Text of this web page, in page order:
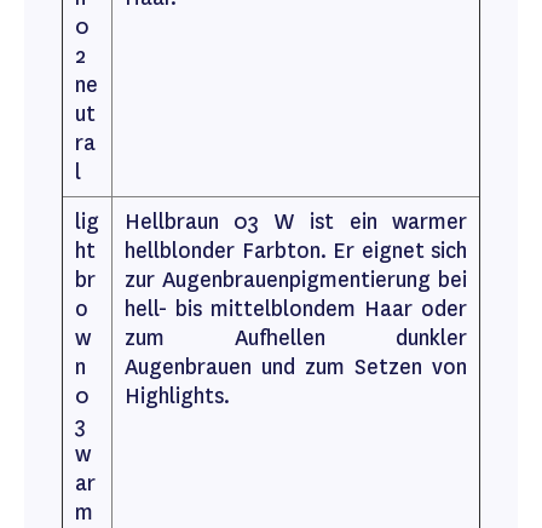
0
2
ne
ut
ra
l
lig
ht
br
o
w
n
0
3
w
ar
m
Hellbraun 03 W ist ein warmer
hellblonder Farbton. Er eignet sich
zur Augenbrauenpigmentierung bei
hell- bis mittelblondem Haar oder
zum Aufhellen dunkler
Augenbrauen und zum Setzen von
Highlights.